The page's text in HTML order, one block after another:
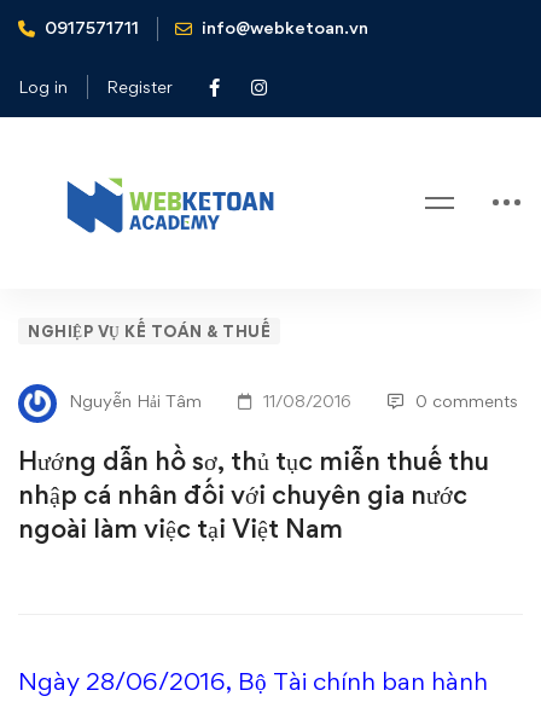
0917571711 info@webketoan.vn
Log in Register
Home
Nghiệp vụ Kế toán & Thuế
chuyên gia nước ngoài làm việc tại Việt Nam
Hướng
dẫn
hồ
sơ,
thủ
miễn
NGHIỆP VỤ KẾ TOÁN & THUẾ
Nguyễn Hải Tâm 11/08/2016 0 comments
Hướng dẫn hồ sơ, thủ tục miễn thuế thu
nhập cá nhân đối với chuyên gia nước
ngoài làm việc tại Việt Nam
Ngày 28/06/2016, Bộ Tài chính ban hành